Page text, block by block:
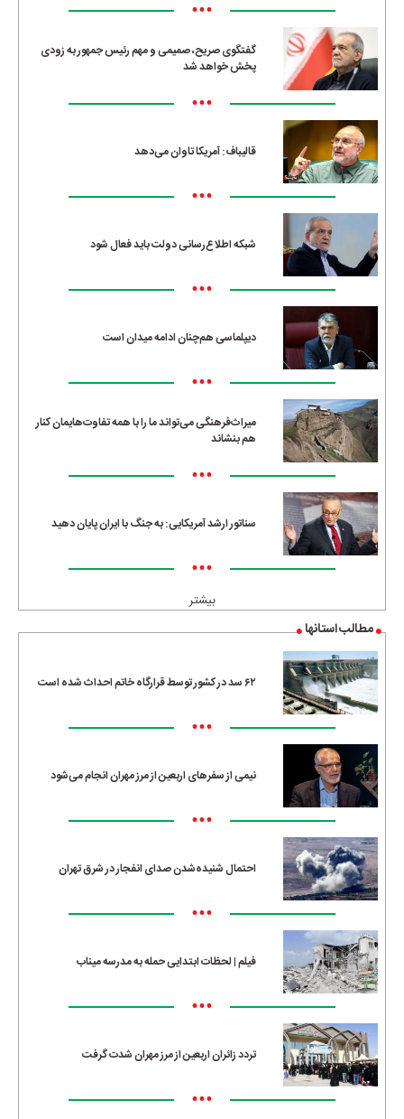
•••
گفتگوی صریح، صمیمی و مهم رئیس جمهور به زودی
پخش خواهد شد
•••
قالیباف: آمریکا تاوان می‌دهد
•••
شبکه اطلاع‌رسانی دولت باید فعال شود
•••
دیپلماسی هم‌چنان ادامه میدان است
•••
میراث‌فرهنگی می‌تواند ما را با همه تفاوت‌هایمان کنار
هم بنشاند
•••
سناتور ارشد آمریکایی: به جنگ با ایران پایان دهید
•••
بیشتر
مطالب استانها
۶۲ سد در کشور توسط قرارگاه خاتم احداث شده است
•••
نیمی از سفرهای اربعین از مرز مهران انجام می‌شود
•••
احتمال شنیده‌شدن صدای انفجار در شرق تهران
•••
فیلم | لحظات ابتدایی حمله به مدرسه میناب
•••
تردد زائران اربعین از مرز مهران شدت گرفت
•••